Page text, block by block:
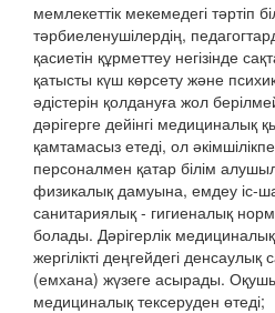
мемлекеттік мекемедегі тәртіп
тәрбиеленушілердің,
қасиетін құрметтеу негізінде
қатысты күш көрсету және
әдістерін қолдануға жол
дәрігерге дейінгі медициналық
қамтамасыз етеді, ол
персоналмен қатар білім
физикалық дамуына, емдеу іс-
санитариялық - гигиеналық
болады. Дәрігерлік
жергілікті деңгейдегі
(емхана) жүзеге асырады.
медициналық тексеруден өтеді;